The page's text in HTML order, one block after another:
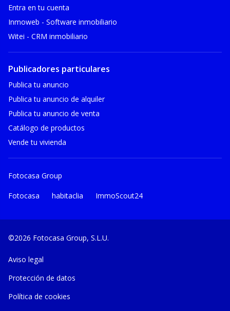
Entra en tu cuenta
Inmoweb - Software inmobiliario
Witei - CRM inmobiliario
Publicadores particulares
Publica tu anuncio
Publica tu anuncio de alquiler
Publica tu anuncio de venta
Catálogo de productos
Vende tu vivienda
Fotocasa Group
Fotocasa habitaclia ImmoScout24
©2026 Fotocasa Group, S.L.U.
Aviso legal
Protección de datos
Política de cookies